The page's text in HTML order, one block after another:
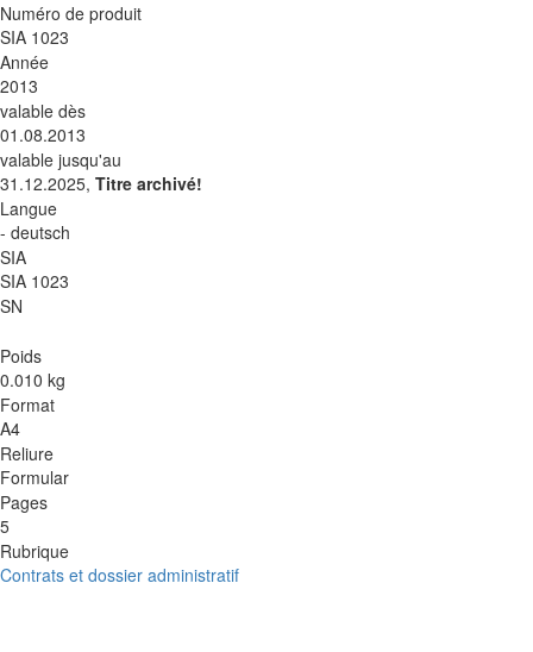
Numéro de produit
SIA 1023
Année
2013
valable dès
01.08.2013
valable jusqu'au
31.12.2025, Titre archivé!
Langue
- deutsch
SIA
SIA 1023
SN
Poids
0.010 kg
Format
A4
Reliure
Formular
Pages
5
Rubrique
Contrats et dossier administratif